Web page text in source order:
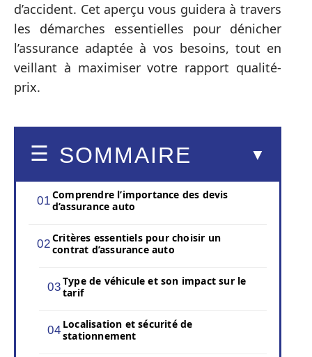
d’accident. Cet aperçu vous guidera à travers
les démarches essentielles pour dénicher
l’assurance adaptée à vos besoins, tout en
veillant à maximiser votre rapport qualité-
prix.
SOMMAIRE
Comprendre l’importance des devis
d’assurance auto
Critères essentiels pour choisir un
contrat d’assurance auto
Type de véhicule et son impact sur le
tarif
Localisation et sécurité de
stationnement